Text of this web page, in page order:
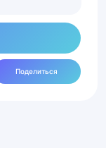
Поделиться